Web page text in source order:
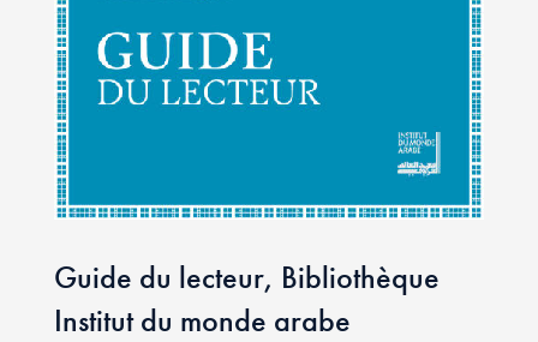
Guide du lecteur, Bibliothèque
Institut du monde arabe